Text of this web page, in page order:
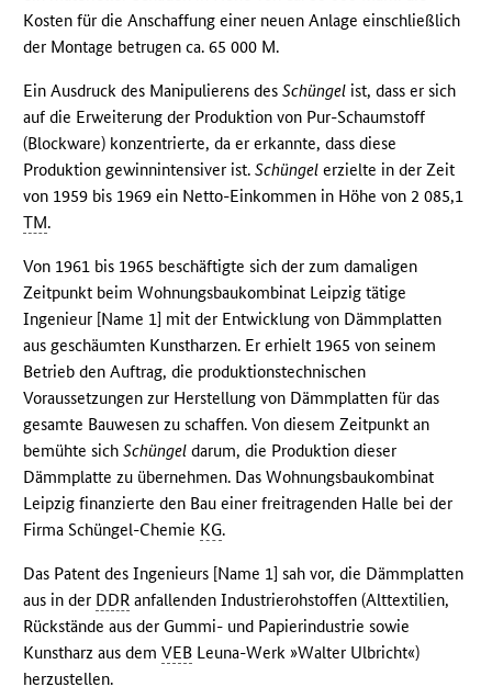
Kosten für die Anschaffung einer neuen Anlage einschließlich
der Montage betrugen ca. 65 000 M.
Ein Ausdruck des Manipulierens desSchüngel ist, dass er sich
auf die Erweiterung der Produktion von Pur-Schaumstoff
(Blockware) konzentrierte, da er erkannte, dass diese
Produktion gewinnintensiver ist.Schüngel erzielte in der Zeit
von 1959 bis 1969 ein Netto-Einkommen in Höhe von 2 085,1
TM.
Von 1961 bis 1965 beschäftigte sich der zum damaligen
Zeitpunkt beim Wohnungsbaukombinat Leipzig tätige
Ingenieur [Name 1] mit der Entwicklung von Dämmplatten
aus geschäumten Kunstharzen. Er erhielt 1965 von seinem
Betrieb den Auftrag, die produktionstechnischen
Voraussetzungen zur Herstellung von Dämmplatten für das
gesamte Bauwesen zu schaffen. Von diesem Zeitpunkt an
bemühte sichSchüngel darum, die Produktion dieser
Dämmplatte zu übernehmen. Das Wohnungsbaukombinat
Leipzig finanzierte den Bau einer freitragenden Halle bei der
Firma Schüngel-Chemie KG.
Das Patent des Ingenieurs [Name 1] sah vor, die Dämmplatten
aus in der DDR anfallenden Industrierohstoffen (Alttextilien,
Rückstände aus der Gummi- und Papierindustrie sowie
Kunstharz aus demVEB Leuna-Werk »Walter Ulbricht«)
herzustellen.